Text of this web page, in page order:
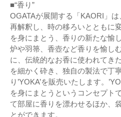
■“香り”
OGATAが展開する「KAORI」
再解釈し、時の移ろいとともに
を身にまとう、香りの新たな愉
炉や羽箒、香壺など香りを愉し
に、伝統的なお香に使われてき
を細かく砕き、独自の製法で丁
り’YOKA’を販売いたします。
を身にまとうというコンセプト
て部屋に香りを漂わせるほか、
とができます。